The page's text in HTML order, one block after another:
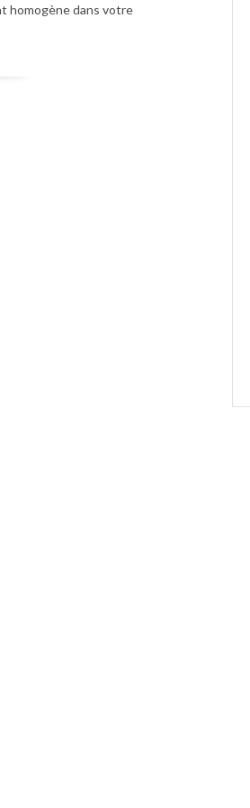
homogène dans votre